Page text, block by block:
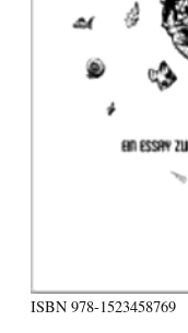
ISBN 978-1523458769